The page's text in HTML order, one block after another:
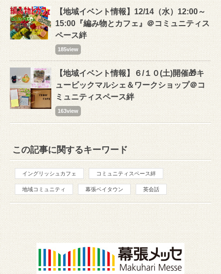
【地域イベント情報】12/14（水）12:00～
15:00『編み物とカフェ』＠コミュニティス
ペース絆
185view
【地域イベント情報】６/１０(土)開催🎁キ
ュービックマルシェ＆ワークショップ＠コ
ミュニティスペース絆
163view
この記事に関するキーワード
イングリッシュカフェ コミュニティスペース絆
地域コミュニティ 幕張ベイタウン 英会話